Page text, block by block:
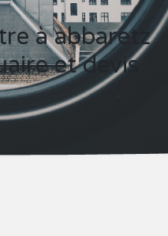
et devis